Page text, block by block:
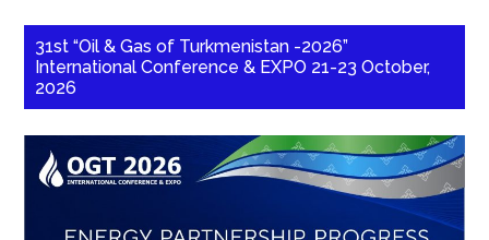
31st “Oil & Gas of Turkmenistan -2026”
International Conference & EXPO 21-23 October,
2026